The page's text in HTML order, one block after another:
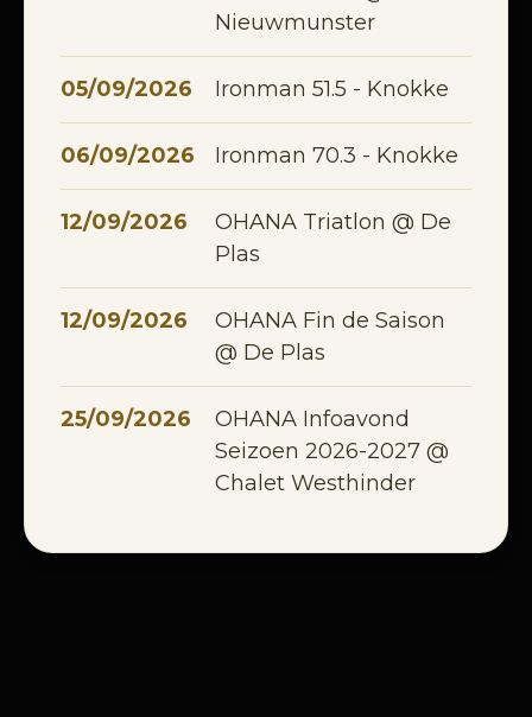
Nieuwmunster
05/09/2026 Ironman 51.5 - Knokke
06/09/2026 Ironman 70.3 - Knokke
12/09/2026
OHANA Triatlon @ De
Plas
12/09/2026
OHANA Fin de Saison
@ De Plas
25/09/2026
OHANA Infoavond
Seizoen 2026-2027 @
Chalet Westhinder